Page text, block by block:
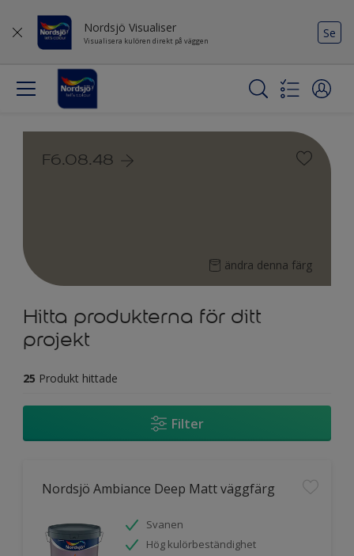
Nordsjö Visualiser
Visualisera kulören direkt på väggen
Se
F6.08.48
ändra denna färg
Hitta produkterna för ditt
projekt
25 Produkt hittade
Filter
Nordsjö Ambiance Deep Matt väggfärg
Svanen
Hög kulörbeständighet